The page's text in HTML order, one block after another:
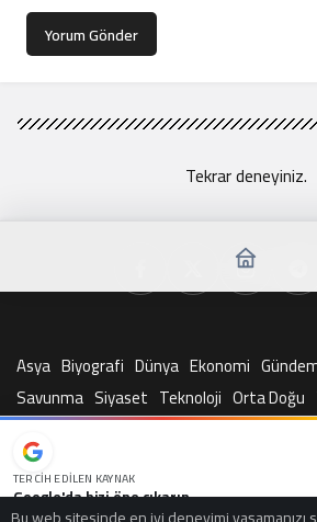
Yorum Gönder
Tekrar deneyiniz.
Asya Biyografi Dünya Ekonomi
Savunma Siyaset Teknoloji Orta Doğu
© Telif Hakkı 2026, Tüm Hakları Saklıdır
TERCIH EDILEN KAYNAK
Google'da bizi öne çıkarın